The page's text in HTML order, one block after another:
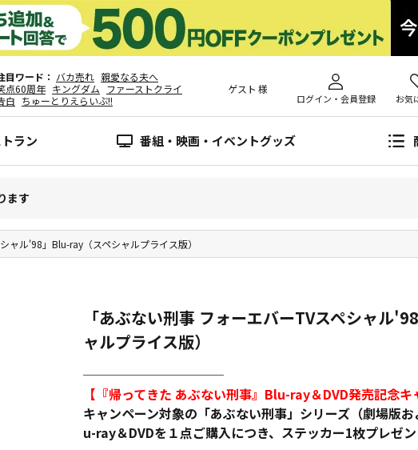
目ワード バカ売れ 親愛なる夫へ
点60周年 キングダム ファーストクライ
白 ちゅーとりえらいぶ!!
ゲスト 様
ログイン・会員登録 お気
ラン 番組・映画・イベントグッズ
ます
ャル'98」Blu-ray（スペシャルプライス版）
「あぶない刑事 フォーエバーTVスペシャル
ャルプライス版）
───────────
【『帰ってきた あぶない刑事』Blu-ray＆DVD発売記念キ
キャンペーン対象の「あぶない刑事」シリーズ（劇場版
u-ray＆DVDを１点ご購入につき、ステッカー1枚プレゼン